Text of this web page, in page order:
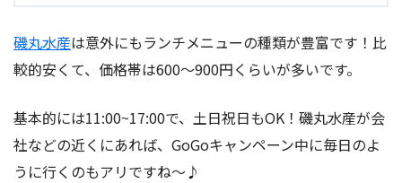
磯丸水産は意外にもランチメニューの種類が豊富です！比
較的安くて、価格帯は600〜900円くらいが多いです。
基本的には11:00~17:00で、土日祝日もOK！磯丸水産が会
社などの近くにあれば、GoGoキャンペーン中に毎日のよ
うに行くのもアリですね〜♪